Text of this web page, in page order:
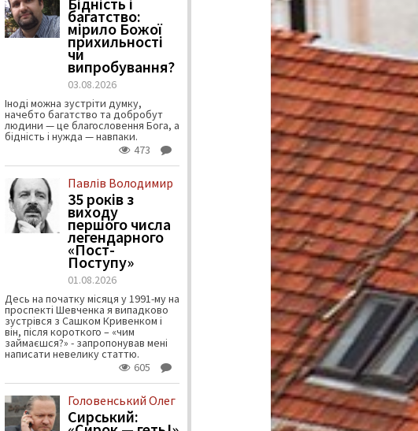
багатство:
мірило Божої
прихильності
чи
випробування?
03.08.2026
Іноді можна зустріти думку,
начебто багатство та добробут
людини — це благословення Бога, а
бідність і нужда — навпаки.
473
Павлів Володимир
35 років з
виходу
першого числа
легендарного
«Пост-
Поступу»
01.08.2026
Десь на початку місяця у 1991-му на
проспекті Шевченка я випадково
зустрівся з Сашком Кривенком і
він, після короткого – «чим
займаєшся?» - запропонував мені
написати невелику статтю.
605
Головенський Олег
Сирський: